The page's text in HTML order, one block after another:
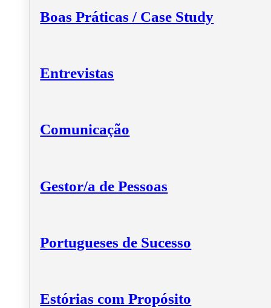
Boas Práticas / Case Study
Entrevistas
Comunicação
Gestor/a de Pessoas
Portugueses de Sucesso
Estórias com Propósito